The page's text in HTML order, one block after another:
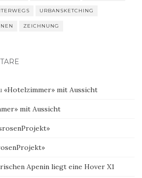
URBANSKETCHING
ZEICHNUNG
«Hotelzimmer» mit Aussicht
mit Aussicht
Apenin liegt eine Hover X1